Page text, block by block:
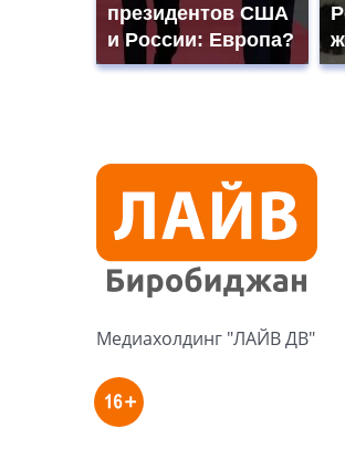
президентов США
и России: Европа?
Медиахолдинг "ЛАЙВ ДВ"